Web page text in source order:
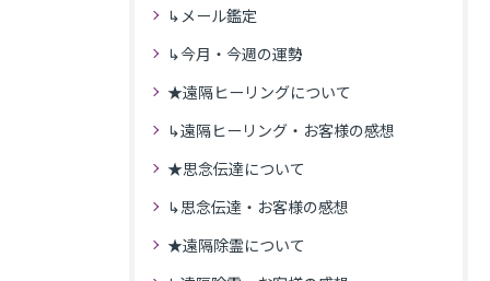
↳メール鑑定
↳今月・今週の運勢
★遠隔ヒーリングについて
↳遠隔ヒーリング・お客様の感想
★思念伝達について
↳思念伝達・お客様の感想
★遠隔除霊について